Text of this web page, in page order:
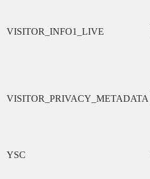
VISITOR_INFO1_LIVE
VISITOR_PRIVACY_METADATA
YSC